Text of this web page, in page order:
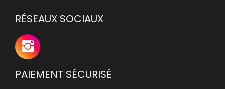
RÉSEAUX SOCIAUX
PAIEMENT SÉCURISÉ